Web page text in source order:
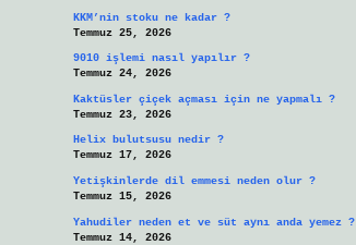
KKM’nin stoku ne kadar ?
Temmuz 25, 2026
9010 işlemi nasıl yapılır ?
Temmuz 24, 2026
Kaktüsler çiçek açması için ne yapmalı ?
Temmuz 23, 2026
Helix bulutsusu nedir ?
Temmuz 17, 2026
Yetişkinlerde dil emmesi neden olur ?
Temmuz 15, 2026
Yahudiler neden et ve süt aynı anda yemez ?
Temmuz 14, 2026